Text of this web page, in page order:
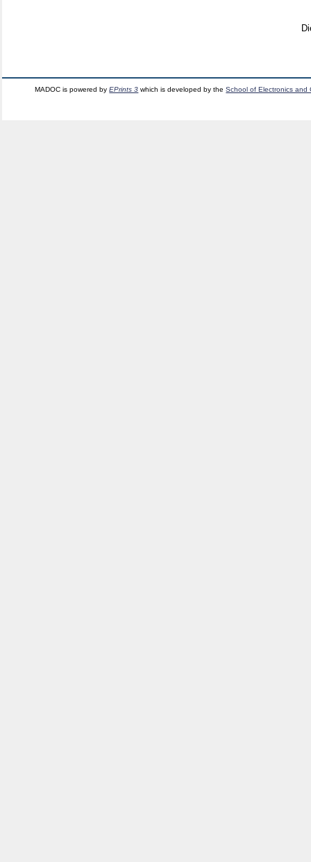
MADOC is powered byEPrints 3 which is developed by theSchool of Electronics and